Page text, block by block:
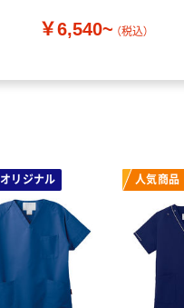
￥6,540~ （税込）
オリジナル 人気商品